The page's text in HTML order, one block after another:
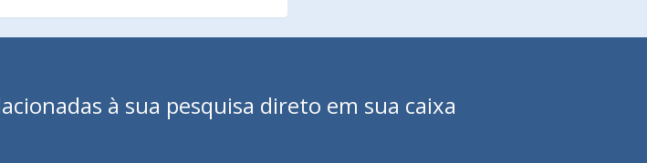
à sua pesquisa direto em sua caixa